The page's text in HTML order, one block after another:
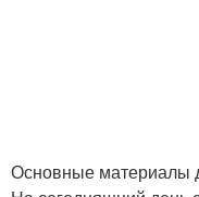
Основные материалы